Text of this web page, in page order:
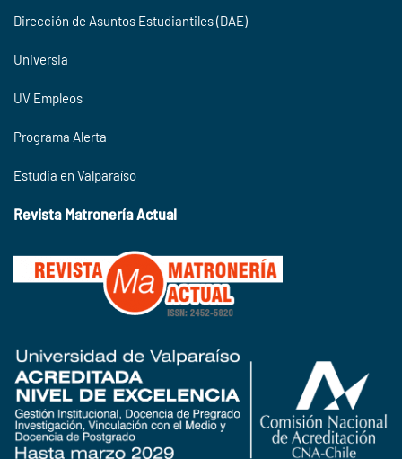
Dirección de Asuntos Estudiantiles (DAE)
Universia
UV Empleos
Programa Alerta
Estudia en Valparaíso
Revista Matronería Actual